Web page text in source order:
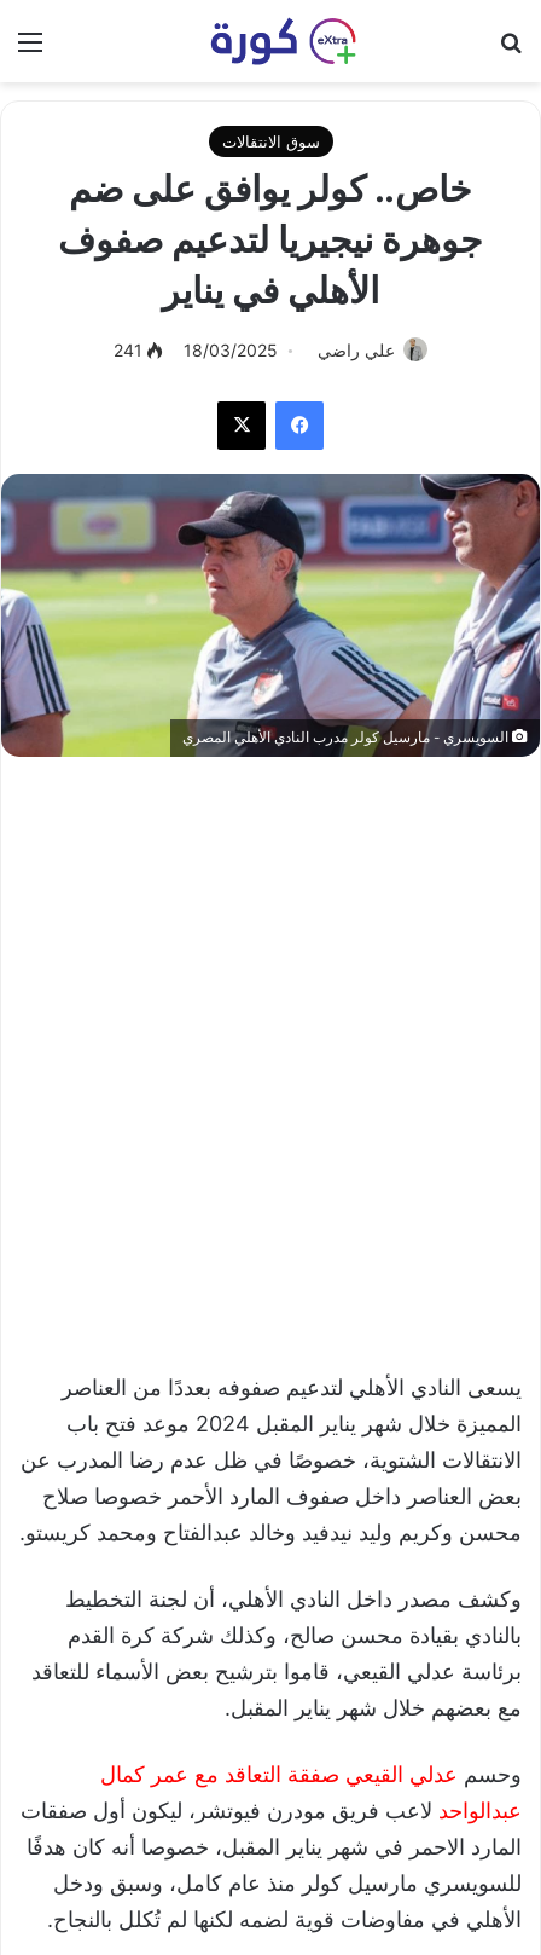
سوق الانتقالات
خاص.. كولر يوافق على ضم
جوهرة نيجيريا لتدعيم صفوف
الأهلي في يناير
علي راضي 18/03/2025
241
فيسبوك
السويسري - مارسيل كولر مدرب النادي الأهلي المصري
يسعى النادي الأهلي لتدعيم صفوفه بعددًا من العناصر
المميزة خلال شهر يناير المقبل 2024 موعد فتح باب
الانتقالات الشتوية، خصوصًا في ظل عدم رضا المدرب عن
بعض العناصر داخل صفوف المارد الأحمر خصوصا صلاح
محسن وكريم وليد نيدفيد وخالد عبدالفتاح ومحمد كريستو.
وكشف مصدر داخل النادي الأهلي، أن لجنة التخطيط
بالنادي بقيادة محسن صالح، وكذلك شركة كرة القدم
برئاسة عدلي القيعي، قاموا بترشيح بعض الأسماء للتعاقد
مع بعضهم خلال شهر يناير المقبل.
وحسم عدلي القيعي صفقة التعاقد مع عمر كمال
عبدالواحد لاعب فريق مودرن فيوتشر، ليكون أول صفقات
المارد الاحمر في شهر يناير المقبل، خصوصا أنه كان هدفًا
للسويسري مارسيل كولر منذ عام كامل، وسبق ودخل
الأهلي في مفاوضات قوية لضمه لكنها لم تُكلل بالنجاح.